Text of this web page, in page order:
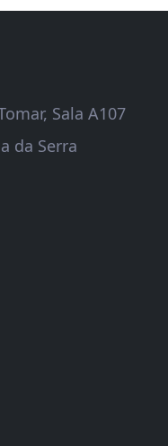
Sala A107
da Serra